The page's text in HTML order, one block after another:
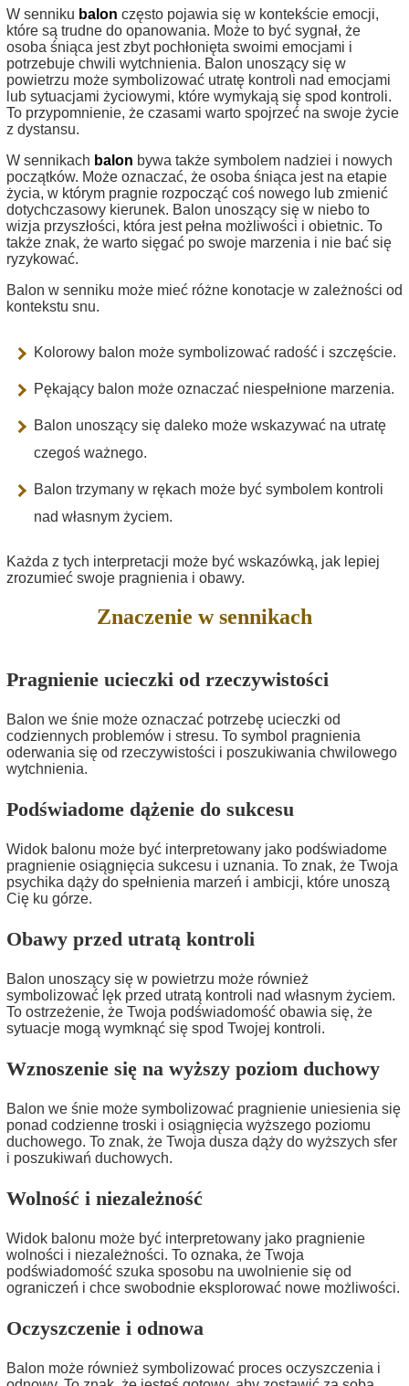
W senniku balon często pojawia się w kontekście emocji,
które są trudne do opanowania. Może to być sygnał, że
osoba śniąca jest zbyt pochłonięta swoimi emocjami i
potrzebuje chwili wytchnienia. Balon unoszący się w
powietrzu może symbolizować utratę kontroli nad emocjami
lub sytuacjami życiowymi, które wymykają się spod kontroli.
To przypomnienie, że czasami warto spojrzeć na swoje życie
z dystansu.
W sennikach balon bywa także symbolem nadziei i nowych
początków. Może oznaczać, że osoba śniąca jest na etapie
życia, w którym pragnie rozpocząć coś nowego lub zmienić
dotychczasowy kierunek. Balon unoszący się w niebo to
wizja przyszłości, która jest pełna możliwości i obietnic. To
także znak, że warto sięgać po swoje marzenia i nie bać się
ryzykować.
Balon w senniku może mieć różne konotacje w zależności od
kontekstu snu.
Kolorowy balon może symbolizować radość i szczęście.
Pękający balon może oznaczać niespełnione marzenia.
Balon unoszący się daleko może wskazywać na utratę
czegoś ważnego.
Balon trzymany w rękach może być symbolem kontroli
nad własnym życiem.
Każda z tych interpretacji może być wskazówką, jak lepiej
zrozumieć swoje pragnienia i obawy.
Znaczenie w sennikach
Pragnienie ucieczki od rzeczywistości
Balon we śnie może oznaczać potrzebę ucieczki od
codziennych problemów i stresu. To symbol pragnienia
oderwania się od rzeczywistości i poszukiwania chwilowego
wytchnienia.
Podświadome dążenie do sukcesu
Widok balonu może być interpretowany jako podświadome
pragnienie osiągnięcia sukcesu i uznania. To znak, że Twoja
psychika dąży do spełnienia marzeń i ambicji, które unoszą
Cię ku górze.
Obawy przed utratą kontroli
Balon unoszący się w powietrzu może również
symbolizować lęk przed utratą kontroli nad własnym życiem.
To ostrzeżenie, że Twoja podświadomość obawia się, że
sytuacje mogą wymknąć się spod Twojej kontroli.
Wznoszenie się na wyższy poziom duchowy
Balon we śnie może symbolizować pragnienie uniesienia się
ponad codzienne troski i osiągnięcia wyższego poziomu
duchowego. To znak, że Twoja dusza dąży do wyższych sfer
i poszukiwań duchowych.
Wolność i niezależność
Widok balonu może być interpretowany jako pragnienie
wolności i niezależności. To oznaka, że Twoja
podświadomość szuka sposobu na uwolnienie się od
ograniczeń i chce swobodnie eksplorować nowe możliwości.
Oczyszczenie i odnowa
Balon może również symbolizować proces oczyszczenia i